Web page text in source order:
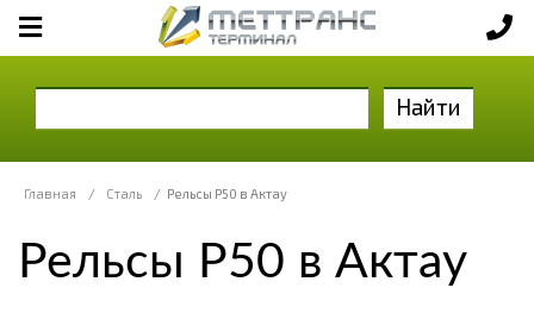
Найти
Главная / Сталь / Рельсы Р50 в Актау
Рельсы Р50 в Актау